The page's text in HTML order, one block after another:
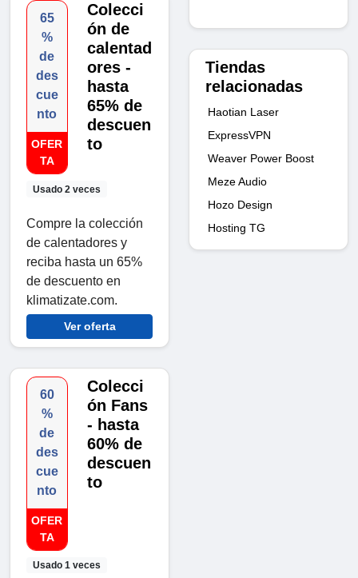
65
%
de
des
cue
nto
OFER
TA
Usado 2 veces
Colecci
ón de
calentad
ores -
hasta
65% de
descuen
to
Compre la colección
de calentadores y
reciba hasta un 65%
de descuento en
klimatizate.com.
Ver oferta
60
%
de
des
cue
nto
OFER
TA
Usado 1 veces
Colecci
ón Fans
- hasta
60% de
descuen
to
Tiendas
relacionadas
Haotian Laser
ExpressVPN
Weaver Power Boost
Meze Audio
Hozo Design
Hosting TG